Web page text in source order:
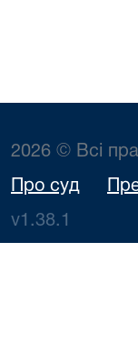
2026 © Всі
Про суд
v1.38.1